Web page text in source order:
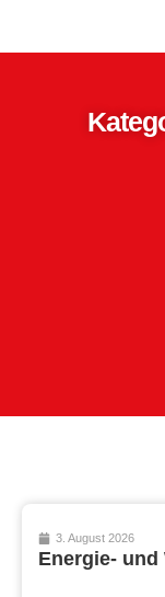
3. August 2026
Energie- und